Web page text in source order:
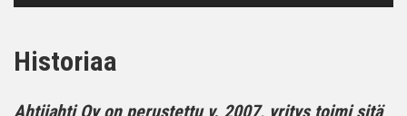
Historiaa